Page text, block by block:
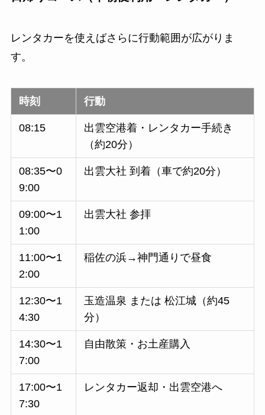
レンタカーを使えばさらに行動範囲が広がりま
す。
時刻 行動
08:15
出雲空港着・レンタカー手続き
（約20分）
08:35〜0
9:00
出雲大社 到着（車で約20分）
09:00〜1
1:00
出雲大社 参拝
11:00〜1
2:00
稲佐の浜→神門通りで昼食
12:30〜1
4:30
玉造温泉 または 松江城（約45
分）
14:30〜1
7:00
自由散策・お土産購入
17:00〜1
7:30
レンタカー返却・出雲空港へ